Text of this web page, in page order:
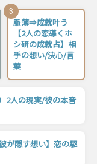
3
脈薄⇒成就叶う
【2人の恋導くホ
シ研の成就占】相
手の想い/決心/言
葉
2人の現実/彼の本音
が隠す想い】恋の駆